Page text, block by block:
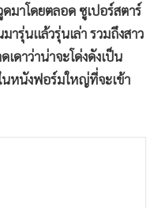
มาโดยตลอด ซูเปอร์สตาร์
ารุ่นแล้วรุ่นเล่า รวมถึงสาว
ดาว่าน่าจะโด่งดังเป็น
หนังฟอร์มใหญ่ที่จะเข้า